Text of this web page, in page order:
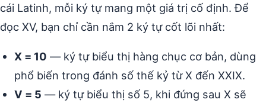
cái Latinh, mỗi ký tự mang một giá trị cố định. Để
đọc XV, bạn chỉ cần nắm 2 ký tự cốt lõi nhất:
X = 10 — ký tự biểu thị hàng chục cơ bản, dùng
phổ biến trong đánh số thế kỷ từ X đến XXIX.
V = 5 — ký tự biểu thị số 5, khi đứng sau X sẽ